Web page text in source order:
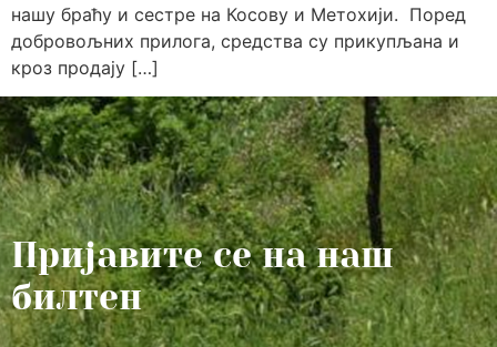
нашу браћу и сестре на Косову и Метохији. Поред
добровољних прилога, средства су прикупљана и
кроз продају […]
Пријавите се на наш
билтен